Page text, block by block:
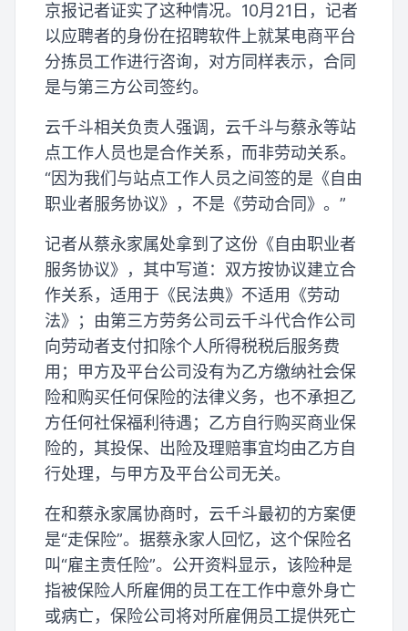
京报记者证实了这种情况。10月21日，记者
以应聘者的身份在招聘软件上就某电商平台
分拣员工作进行咨询，对方同样表示，合同
是与第三方公司签约。
云千斗相关负责人强调，云千斗与蔡永等站
点工作人员也是合作关系，而非劳动关系。
“因为我们与站点工作人员之间签的是《自由
职业者服务协议》，不是《劳动合同》。”
记者从蔡永家属处拿到了这份《自由职业者
服务协议》，其中写道：双方按协议建立合
作关系，适用于《民法典》不适用《劳动
法》；由第三方劳务公司云千斗代合作公司
向劳动者支付扣除个人所得税税后服务费
用；甲方及平台公司没有为乙方缴纳社会保
险和购买任何保险的法律义务，也不承担乙
方任何社保福利待遇；乙方自行购买商业保
险的，其投保、出险及理赔事宜均由乙方自
行处理，与甲方及平台公司无关。
在和蔡永家属协商时，云千斗最初的方案便
是“走保险”。据蔡永家人回忆，这个保险名
叫“雇主责任险”。公开资料显示，该险种是
指被保险人所雇佣的员工在工作中意外身亡
或病亡，保险公司将对所雇佣员工提供死亡